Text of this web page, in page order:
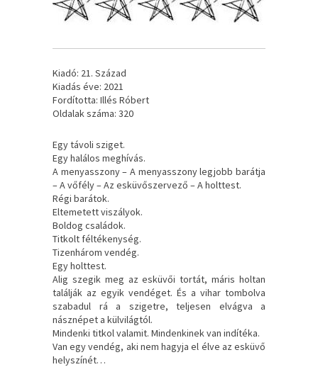
Kiadó: 21. Század
Kiadás éve: 2021
Fordította: Illés Róbert
Oldalak száma: 320
Egy ​távoli sziget.
Egy halálos meghívás.
A menyasszony – A menyasszony legjobb barátja
– A vőfély – Az esküvőszervező – A holttest.
Régi barátok.
Eltemetett viszályok.
Boldog családok.
Titkolt féltékenység.
Tizenhárom vendég.
Egy holttest.
Alig szegik meg az esküvői tortát, máris holtan
találják az egyik vendéget. És a vihar tombolva
szabadul rá a szigetre, teljesen elvágva a
násznépet a külvilágtól.
Mindenki titkol valamit. Mindenkinek van indítéka.
Van egy vendég, aki nem hagyja el élve az esküvő
helyszínét…